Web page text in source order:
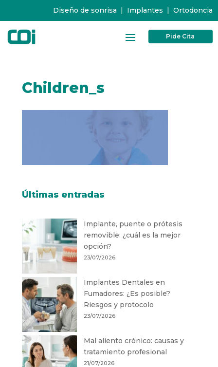
Diseño de sonrisa | Implantes | Ortodoncia
Pide Cita
Children_s
Últimas entradas
Implante, puente o prótesis
removible: ¿cuál es la mejor
opción?
23/07/2026
Implantes Dentales en
Fumadores: ¿Es posible?
Riesgos y protocolo
23/07/2026
Mal aliento crónico: causas y
tratamiento profesional
21/07/2026